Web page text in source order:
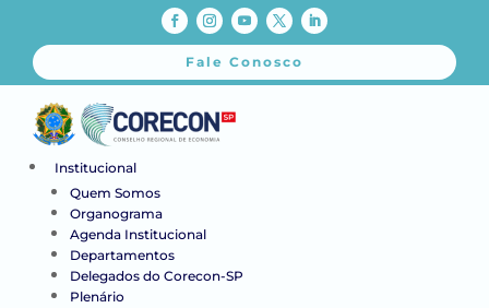
Fale Conosco
Institucional
Quem Somos
Organograma
Agenda Institucional
Departamentos
Delegados do Corecon-SP
Plenário